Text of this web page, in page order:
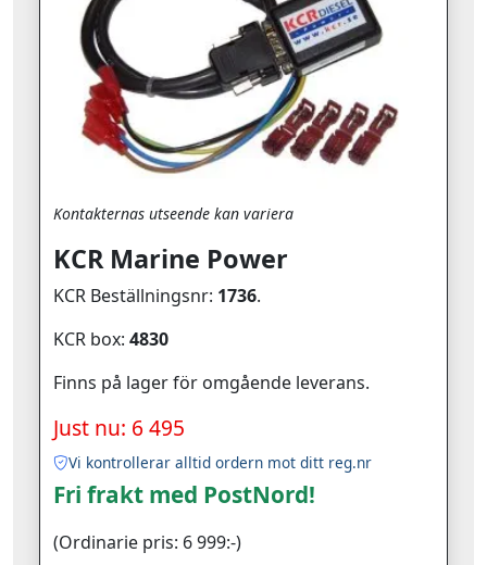
Kontakternas utseende kan variera
KCR Marine Power
KCR Beställningsnr: 1736.
KCR box: 4830
Finns på lager för omgående leverans.
Just nu: 6 495
Vi kontrollerar alltid ordern mot ditt reg.nr
Fri frakt med PostNord!
(Ordinarie pris: 6 999:-)